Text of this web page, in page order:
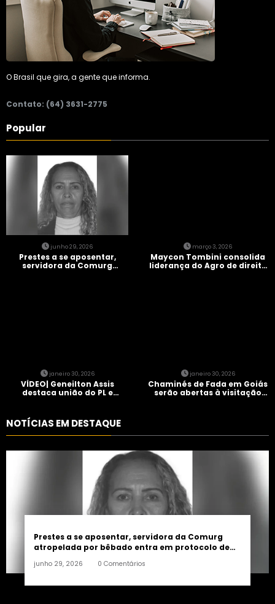
O Brasil que gira, a gente que informa.
Contato: (64) 3631-2775
Popular
junho 29, 2026
Prestes a se aposentar,
servidora da Comurg
março 3, 2026
Maycon Tombini consolida
liderança do Agro de direita
janeiro 30, 2026
VÍDEO| Geneilton Assis
destaca união do PL e
janeiro 30, 2026
Chaminés de Fada em Goiás
serão abertas à visitação
NOTÍCIAS EM DESTAQUE
Prestes a se aposentar, servidora da Comurg
atropelada por bêbado entra em protocolo de
junho 29, 2026 0 Comentários